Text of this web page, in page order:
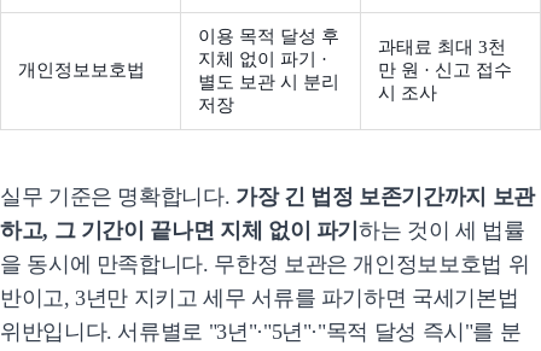
개인정보보호법
이용 목적 달성 후
지체 없이 파기 ·
별도 보관 시 분리
저장
과태료 최대 3천
만 원 · 신고 접수
시 조사
실무 기준은 명확합니다. 가장 긴 법정 보존기간까지 보관
하고, 그 기간이 끝나면 지체 없이 파기하는 것이 세 법률
을 동시에 만족합니다. 무한정 보관은 개인정보보호법 위
반이고, 3년만 지키고 세무 서류를 파기하면 국세기본법
위반입니다. 서류별로 "3년"·"5년"·"목적 달성 즉시"를 분